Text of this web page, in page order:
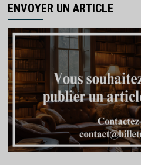
ENVOYER UN ARTICLE